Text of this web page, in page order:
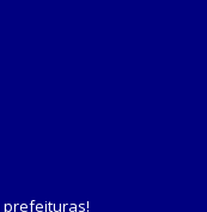
prefeituras!